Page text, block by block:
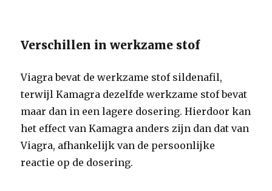
Verschillen in werkzame stof
Viagra bevat de werkzame stof sildenafil,
terwijl Kamagra dezelfde werkzame stof bevat
maar dan in een lagere dosering. Hierdoor kan
het effect van Kamagra anders zijn dan dat van
Viagra, afhankelijk van de persoonlijke
reactie op de dosering.